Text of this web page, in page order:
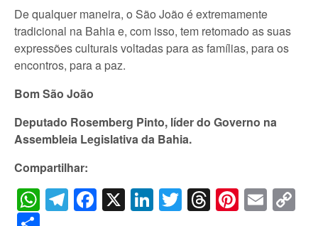
De qualquer maneira, o São João é extremamente
tradicional na Bahia e, com isso, tem retomado as suas
expressões culturais voltadas para as famílias, para os
encontros, para a paz.
Bom São João
Deputado Rosemberg Pinto, líder do Governo na
Assembleia Legislativa da Bahia.
Compartilhar:
WhatsApp
Telegram
Facebook
X LinkedIn
Twitter
Threads